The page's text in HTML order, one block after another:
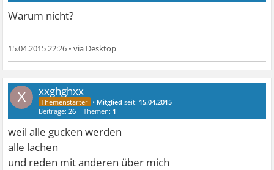
Warum nicht?
15.04.2015 22:26 •
X xxghghxx
• Mitglied seit: 15.04.2015
Beiträge:26 Themen: 1
weil alle gucken werden
alle lachen
und reden mit anderen über mich